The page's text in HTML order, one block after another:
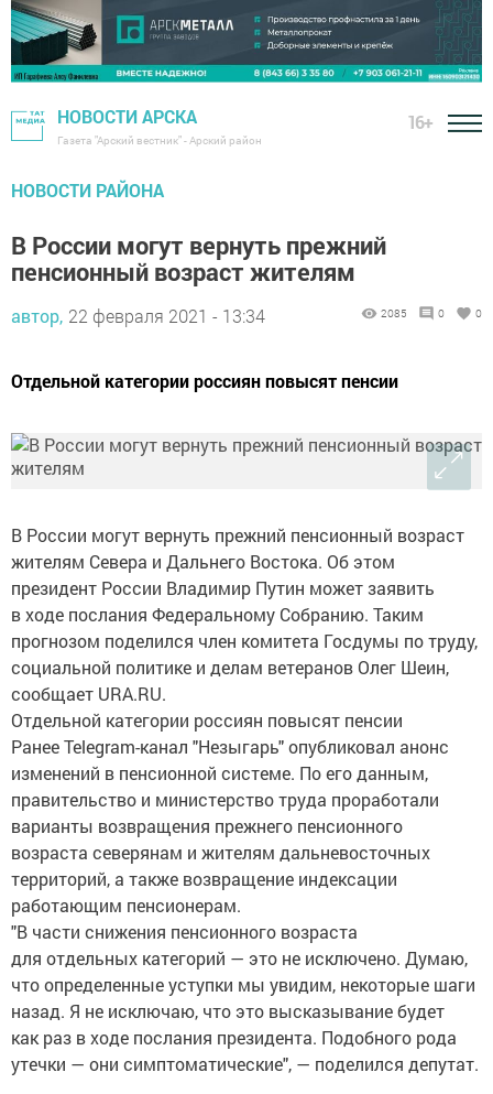
НОВОСТИ АРСКА
Газета "Арский вестник" - Арский район
16+
НОВОСТИ РАЙОНА
В России могут вернуть прежний
пенсионный возраст жителям
автор, 22 февраля 2021 - 13:34 2085 0 0
Отдельной категории россиян повысят пенсии
В России могут вернуть прежний пенсионный возраст
жителям Севера и Дальнего Востока. Об этом
президент России Владимир Путин может заявить
в ходе послания Федеральному Собранию. Таким
прогнозом поделился член комитета Госдумы по труду,
социальной политике и делам ветеранов Олег Шеин,
сообщает URA.RU.
Отдельной категории россиян повысят пенсии
Ранее Telegram-канал "Незыгарь" опубликовал анонс
изменений в пенсионной системе. По его данным,
правительство и министерство труда проработали
варианты возвращения прежнего пенсионного
возраста северянам и жителям дальневосточных
территорий, а также возвращение индексации
работающим пенсионерам.
"В части снижения пенсионного возраста
для отдельных категорий — это не исключено. Думаю,
что определенные уступки мы увидим, некоторые шаги
назад. Я не исключаю, что это высказывание будет
как раз в ходе послания президента. Подобного рода
утечки — они симптоматические", — поделился депутат.